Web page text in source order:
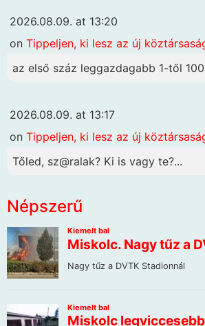
2026.08.09. at 13:20
on Tippeljen, ki lesz az új
az első száz leggazdagabb 1-től
2026.08.09. at 13:17
on Tippeljen, ki lesz az új
Tőled, sz@ralak? Ki is vagy te?...
Népszerű